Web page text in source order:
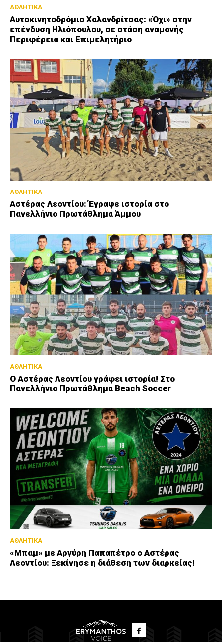
ΑΘΛΗΤΙΚΑ
Αυτοκινητοδρόμιο Χαλανδρίτσας: «Όχι» στην
επένδυση Ηλιόπουλου, σε στάση αναμονής
Περιφέρεια και Επιμελητήριο
ΑΘΛΗΤΙΚΑ
Αστέρας Λεοντίου: Έγραψε ιστορία στο
Πανελλήνιο Πρωτάθλημα Άμμου
ΑΘΛΗΤΙΚΑ
Ο Αστέρας Λεοντίου γράφει ιστορία! Στο
Πανελλήνιο Πρωτάθλημα Beach Soccer
ΑΘΛΗΤΙΚΑ
«Μπαμ» με Αργύρη Παπαπέτρο ο Αστέρας
Λεοντίου: Ξεκίνησε η διάθεση των διαρκείας!